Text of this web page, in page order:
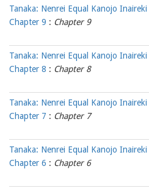
Tanaka: Nenrei Equal Kanojo
Chapter 9 : Chapter 9
Tanaka: Nenrei Equal Kanojo
Chapter 8 : Chapter 8
Tanaka: Nenrei Equal Kanojo
Chapter 7 : Chapter 7
Tanaka: Nenrei Equal Kanojo
Chapter 6 : Chapter 6